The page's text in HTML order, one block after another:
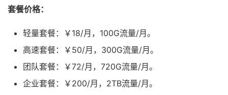
套餐价格：
轻量套餐：￥18/月，100G流量/月。
高速套餐：￥50/月，300G流量/月。
团队套餐：￥72/月，720G流量/月。
企业套餐：￥200/月，2TB流量/月。